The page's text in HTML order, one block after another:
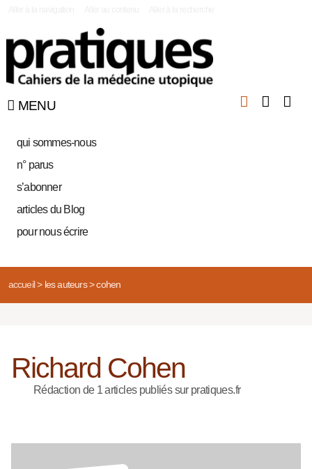
MENU
qui sommes-nous
n° parus
s’abonner
articles du Blog
pour nous écrire
accueil> les auteurs> cohen
Richard Cohen
Rédaction de 1 articles publiés sur pratiques.fr